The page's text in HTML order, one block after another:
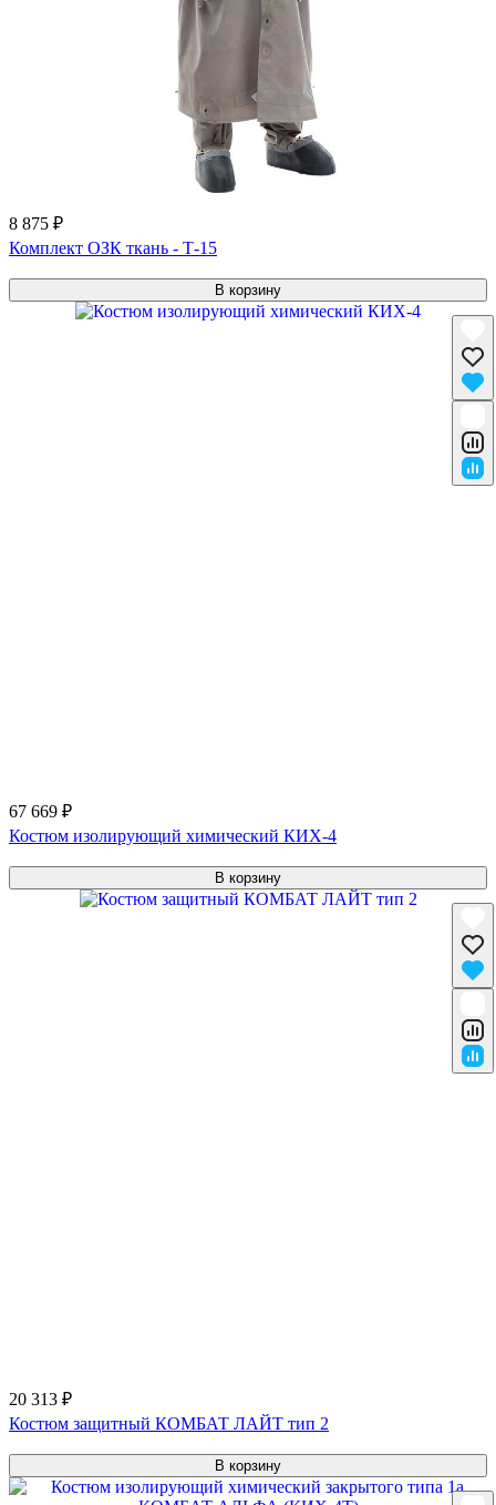
8 875 ₽
Комплект ОЗК ткань - Т-15
В корзину
67 669 ₽
Костюм изолирующий химический КИХ-4
В корзину
20 313 ₽
Костюм защитный КОМБАТ ЛАЙТ тип 2
В корзину